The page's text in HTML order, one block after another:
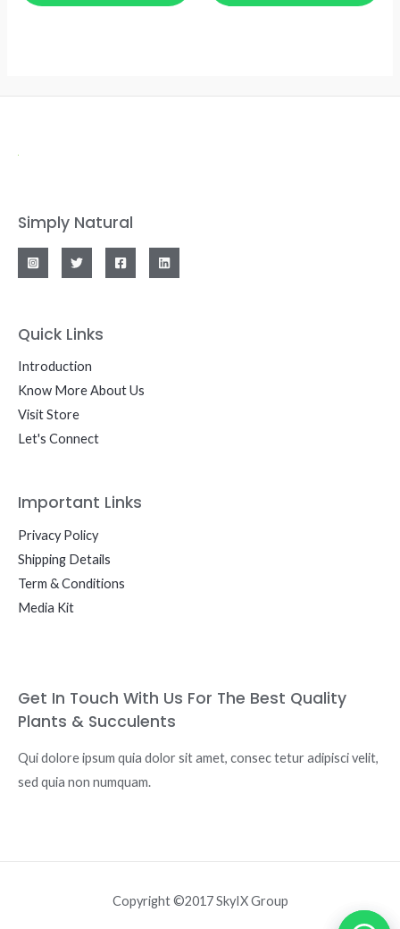
Simply Natural
Quick Links
Introduction
Know More About Us
Visit Store
Let's Connect
Important Links
Privacy Policy
Shipping Details
Term & Conditions
Media Kit
Get In Touch With Us For The Best Quality
Plants & Succulents
Qui dolore ipsum quia dolor sit amet, consec tetur adipisci velit,
sed quia non numquam.
Copyright ©2017 SkyIX Group